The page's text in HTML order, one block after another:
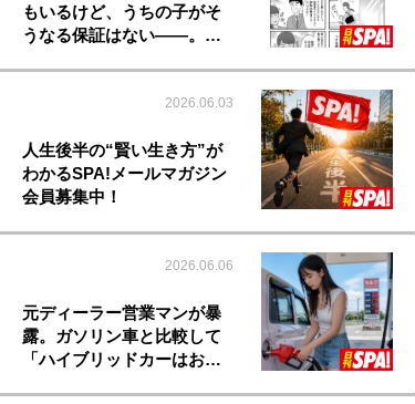
もいるけど、うちの子がそ
うなる保証はない――。…
2026.06.03
人生後半の“賢い生き方”が
わかるSPA!メールマガジン
会員募集中！
2026.06.06
元ディーラー営業マンが暴
露。ガソリン車と比較して
「ハイブリッドカーはお…